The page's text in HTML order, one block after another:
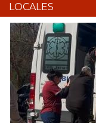
LOCALES